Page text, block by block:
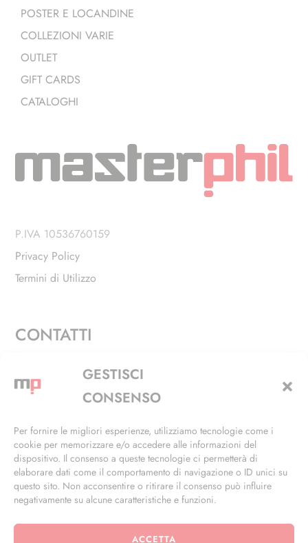
GESTISCI
CONSENSO
Per fornire le migliori esperienze, utilizziamo tecnologie come i
cookie per memorizzare e/o accedere alle informazioni del
dispositivo. Il consenso a queste tecnologie ci permetterà di
elaborare dati come il comportamento di navigazione o ID unici su
questo sito. Non acconsentire o ritirare il consenso può influire
negativamente su alcune caratteristiche e funzioni.
ACCETTA
POSTER E LOCANDINE
COLLEZIONI VARIE
OUTLET
GIFT CARDS
CATALOGHI
P.IVA 10536760159
Privacy Policy
Termini di Utilizzo
CONTATTI
Via Alfieri, 27 - Trezzano Sul Naviglio (MI)
+39 02 4846 3155
info@masterphil.it